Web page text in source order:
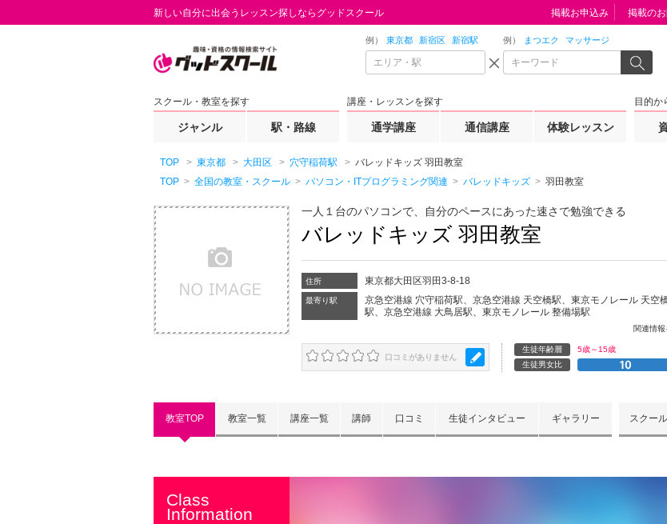
新しい自分に出会うレッスン探しならグッドスクール
例） 東京都 新宿区 新宿駅 例） まつエク マッサージ
スクール・教室を探す
ジャンル 駅・路線
講座・レッスンを探す
通学講座 通信講座 体験レッスン
目的か
掲載お申込み 掲載の
TOP 東京都 大田区 穴守稲荷駅
バレッドキッズ 羽田教室
TOP
全国の教室・スクール パソコン・ITプログラミング関連 バレッドキッズ 羽田教室
一人１台のパソコンで、自分のペースにあった速さで勉強できる
バレッドキッズ 羽田教室
住所 東京都大田区羽田3-8-18
最寄り駅
京急空港線 穴守稲荷駅、京急空港線 天空橋駅、東京モノレール 天空
駅、京急空港線 大鳥居駅、東京モノレール 整備場駅
関連情
口コミがありません
生徒年齢層
5歳～15歳
生徒男女比
教室TOP 教室一覧 講座一覧 講師 口コミ 生徒インタビュー ギャラリー スクー
Class
Information